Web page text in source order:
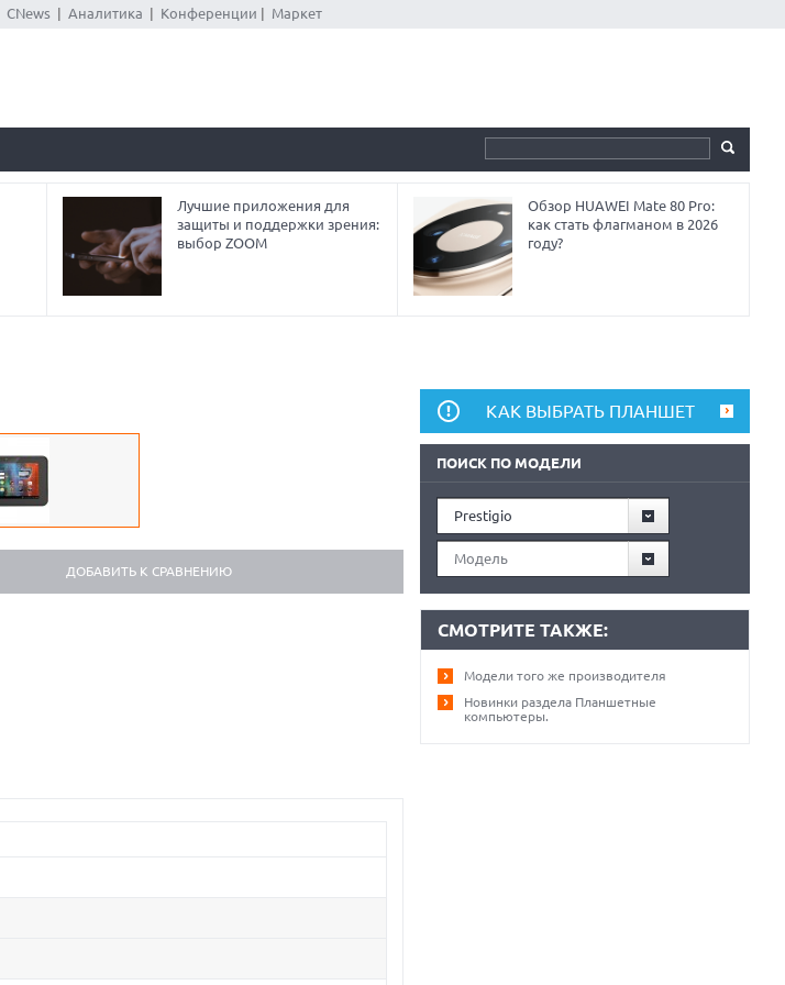
CNews| Аналитика Конференции Маркет
Лучшие приложения для
защиты и поддержки зрения:
выбор ZOOM
Обзор HUAWEI Mate 80 Pro:
как стать флагманом в 2026
году?
ДОБАВИТЬ К СРАВНЕНИЮ
КАК ВЫБРАТЬ ПЛАНШЕТ
ПОИСК ПО МОДЕЛИ
Prestigio
Модель
СМОТРИТЕ ТАКЖЕ:
Модели того же производителя
Новинки раздела Планшетные
компьютеры.